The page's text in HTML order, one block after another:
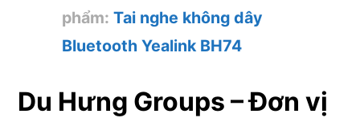
phẩm:Tai nghe không dây
Bluetooth Yealink BH74
Du Hưng Groups – Đơn vị